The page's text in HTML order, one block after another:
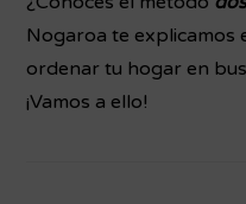
Nogaroa te explicamos
ordenar tu hogar en
¡Vamos a ello!